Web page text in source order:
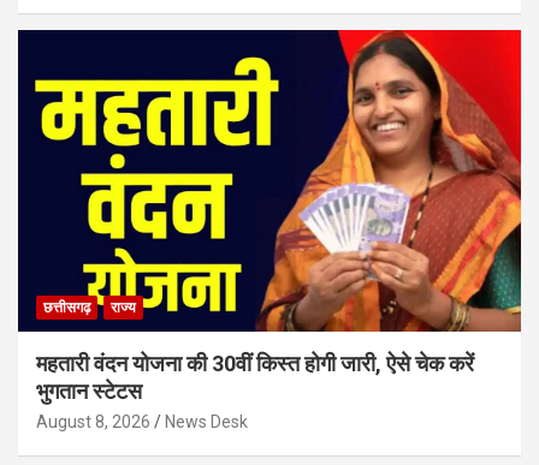
छत्तीसगढ़ राज्य
महतारी वंदन योजना की 30वीं किस्त होगी जारी, ऐसे चेक करें
भुगतान स्टेटस
August 8, 2026 News Desk